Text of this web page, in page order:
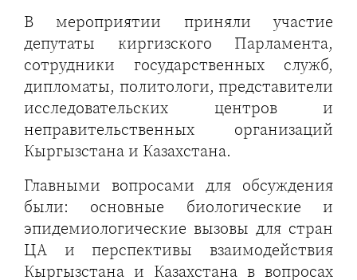
В мероприятии приняли участие
депутаты киргизского Парламента,
сотрудники государственных служб,
дипломаты, политологи, представители
исследовательских центров и
неправительственных организаций
Кыргызстана и Казахстана.
Главными вопросами для обсуждения
были: основные биологические и
эпидемиологические вызовы для стран
ЦА и перспективы взаимодействия
Кыргызстана и Казахстана в вопросах